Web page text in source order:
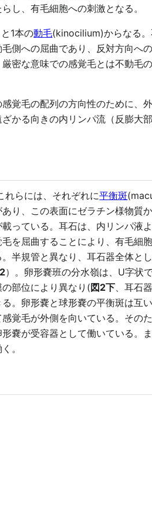
し、有毛細胞への刺激となる。
1本の動毛(kinocilium)からなる
側への屈曲であり、反対方向へ
密な意味での感覚毛とは不動毛
覚毛の配列の方向性のために、
かる向きの内リンパ流（反膨大
れらには、それぞれに平衡斑
り、この表面にゼラチン様物質
載っている。耳石は、内リンパ液
を屈曲することにより、有毛細
半規管と異なり、耳石器全体と
）。卵形嚢班の分水嶺は、U字状
部位により異なり( 図2下、耳石
。卵形嚢と球形嚢の平衡斑は互
覚毛が外側を向いている。その
嚢が受容器として働いている。
。